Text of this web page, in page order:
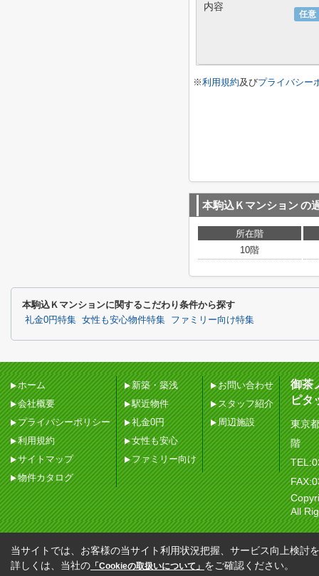
任意
内容
※利用規約及びプライバシー
本駒込Ｋマンションの
所在階
10階
本駒込Ｋマンションに関するこだわり条件から探す
礼金0円特集 女性も安心物件特集 ファミリー向け特集
ホーム
会社概要
プライバシーポリシー
利用規約
サイトマップ
物件カタログ
新築・築浅
駅近物件
礼金0円
女性も安心
ファミリー向け
お問い合わせ
スタッフ紹介
周辺施設
御茶
ピタ
東京
階
All
当サイトでは、お客様の当サイト利用状況把握、サービス向上検討
詳しくは、当社の 「Cookieの取扱いについて」 をご確認ください。